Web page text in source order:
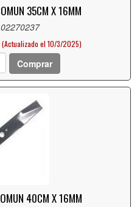
35CM X 16MM
(Actualizado el 10/3/2025)
Comprar
40CM X 16MM